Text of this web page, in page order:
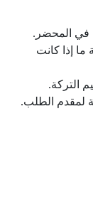
في المحضر.
ما إذا كانت
التركة.
لمقدم الطلب.